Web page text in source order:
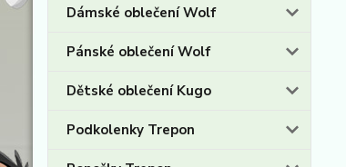
Dámské oblečení Wolf
Pánské oblečení Wolf
Dětské oblečení Kugo
Podkolenky Trepon